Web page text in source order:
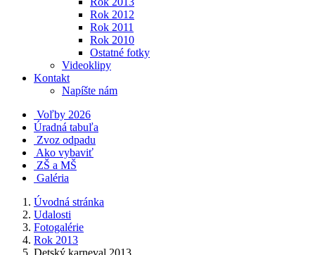
Rok 2012
Rok 2011
Rok 2010
Ostatné fotky
Videoklipy
Kontakt
Napíšte nám
Voľby 2026
Úradná tabuľa
Zvoz odpadu
Ako vybaviť
ZŠ a MŠ
Galéria
Úvodná stránka
Udalosti
Fotogalérie
Rok 2013
Detský karneval 2013